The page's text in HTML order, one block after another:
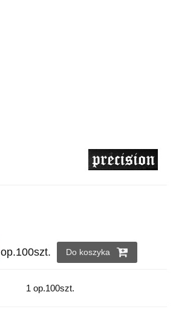
op.100szt. Do koszyka
1 op.100szt.